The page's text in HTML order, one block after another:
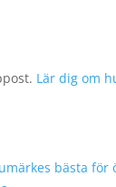
Lär dig om
bästa för